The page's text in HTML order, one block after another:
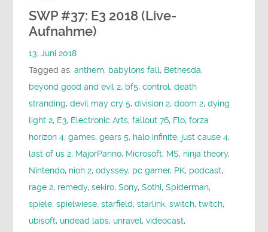
SWP #37: E3 2018 (Live-
Aufnahme)
13. Juni 2018
Tagged as:anthem, babylons fall, Bethesda,
beyond good and evil 2, bf5,control,death
stranding,devil may cry 5,division 2,doom 2,dying
light 2, E3, Electronic Arts,fallout 76, Flo,forza
horizon 4,games,gears 5, halo infinite, just cause 4,
last of us 2, MajorPanno, Microsoft, MS, ninja theory,
Nintendo, nioh 2,odyssey, pc gamer, PK, podcast,
rage 2, remedy,sekiro,Sony,Sothi,Spiderman,
spiele,spielwiese,starfield,starlink,switch,twitch,
ubisoft, undead labs, unravel,videocast,